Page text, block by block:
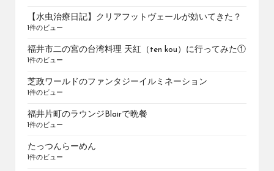
【水虫治療日記】クリアフットヴェールが効いてきた？
1件のビュー
福井市二の宮の台湾料理 天紅（ten kou）に行ってみた①
1件のビュー
芝政ワールドのファンタジーイルミネーション
1件のビュー
福井片町のラウンジBlairで晩餐
1件のビュー
たっつんらーめん
1件のビュー